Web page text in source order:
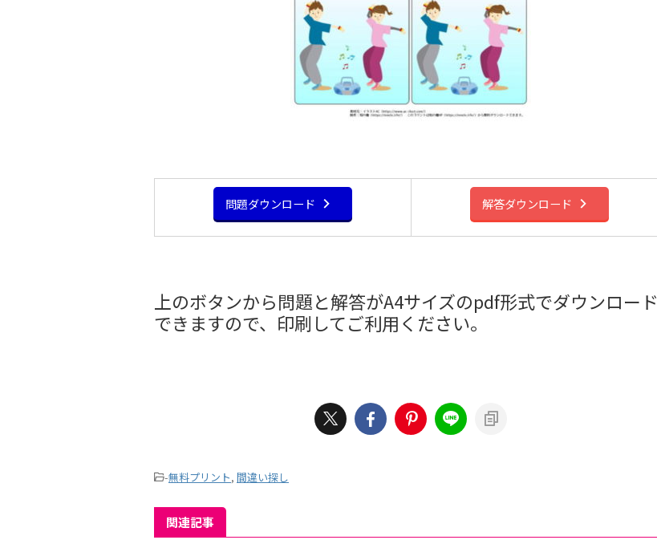
問題ダウンロード 解答ダウンロード
上のボタンから問題と解答がA4サイズのpdf形式でダウンロード
できますので、印刷してご利用ください。
-無料プリント, 間違い探し
関連記事